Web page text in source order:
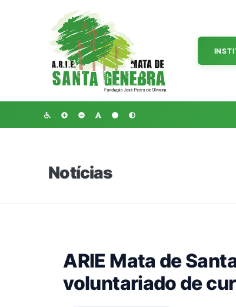
Notícias
ARIE Mata de
voluntariado de